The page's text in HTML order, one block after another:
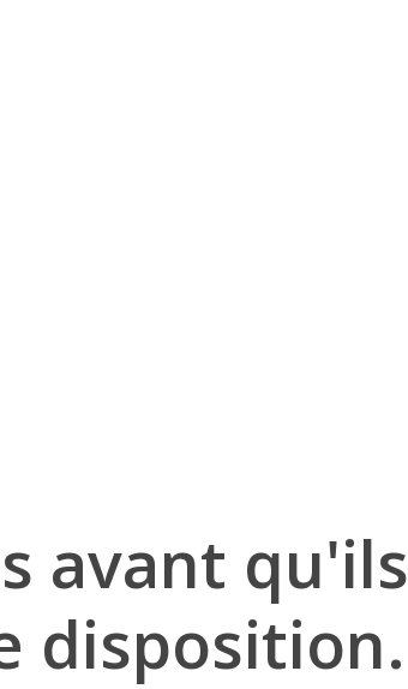
avant qu'ils
disposition.